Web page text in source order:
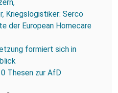
Kriegslogistiker: Serco
der European Homecare
formiert sich in
Thesen zur AfD